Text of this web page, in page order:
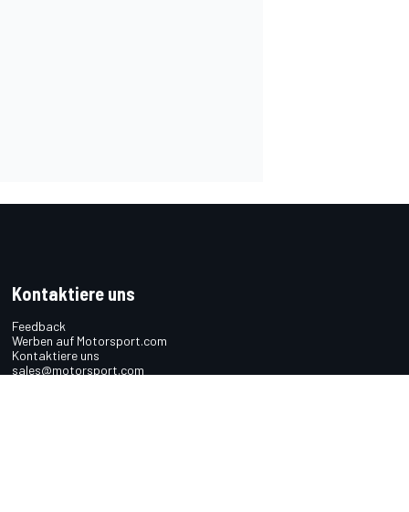
Kontaktiere uns
Feedback
Werben auf Motorsport.com
Kontaktiere uns
sales@motorsport.com